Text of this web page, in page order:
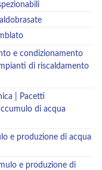
e condizionamento
di riscaldamento
| Pacetti
di acqua
e produzione di acqua
e produzione di